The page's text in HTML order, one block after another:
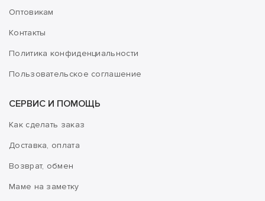
Оптовикам
Контакты
Политика конфиденциальности
Пользовательское соглашение
СЕРВИС И ПОМОЩЬ
Как сделать заказ
Доставка, оплата
Возврат, обмен
Маме на заметку